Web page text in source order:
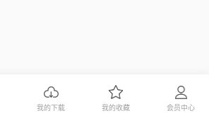
我的下载 我的收藏 会员中心